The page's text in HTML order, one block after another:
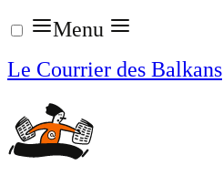
Aller
au
contenu
Menu
Le Courrier des Balkans